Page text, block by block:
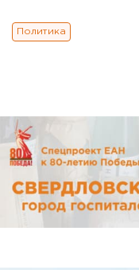
Политика